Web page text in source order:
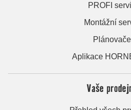
PROFI
Montážní
Plánovače
Aplikace
Vaše